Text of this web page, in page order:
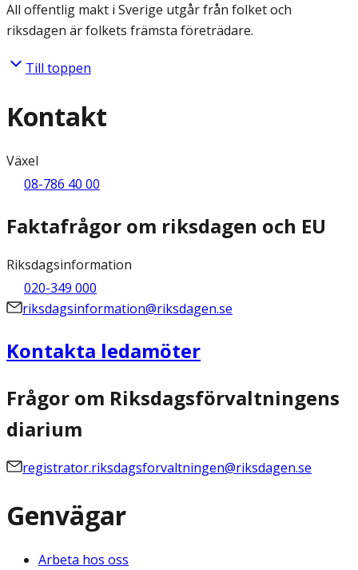
All offentlig makt i Sverige utgår från folket och
riksdagen är folkets främsta företrädare.
Till toppen
Kontakt
Växel
08-786 40 00
Faktafrågor om riksdagen och EU
Riksdagsinformation
020-349 000
riksdagsinformation@riksdagen.se
Kontakta ledamöter
Frågor om Riksdagsförvaltningens
diarium
registrator.riksdagsforvaltningen@riksdagen.se
Genvägar
Arbeta hos oss